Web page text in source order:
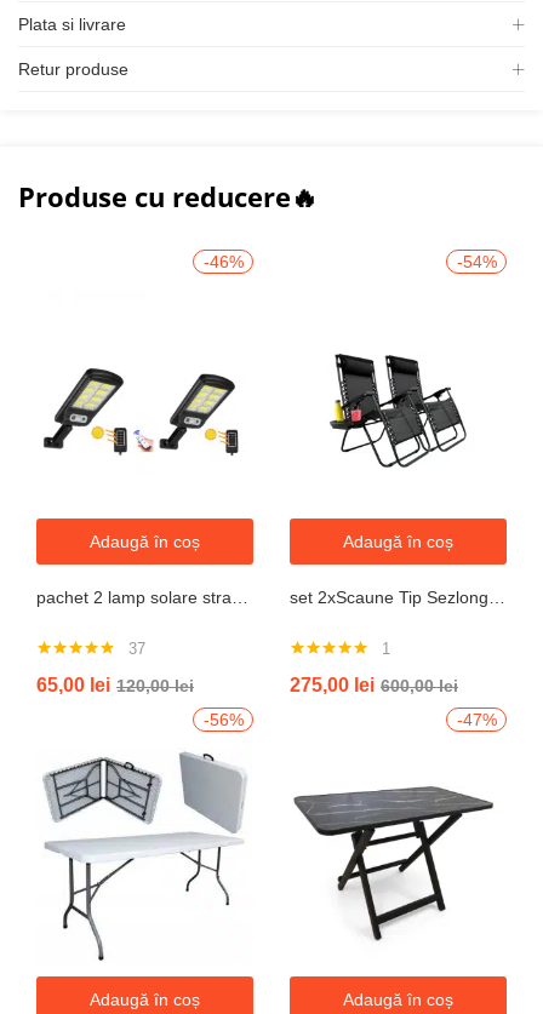
Plata si livrare
Retur produse
Produse cu reducere🔥
-46%
Adaugă în coș
4.76din 5
37
65,00 lei 120,00lei
-54%
Adaugă în coș
5.00din 5
1
275,00 lei 600,00lei
-56%
Adaugă în coș
-47%
Adaugă în coș